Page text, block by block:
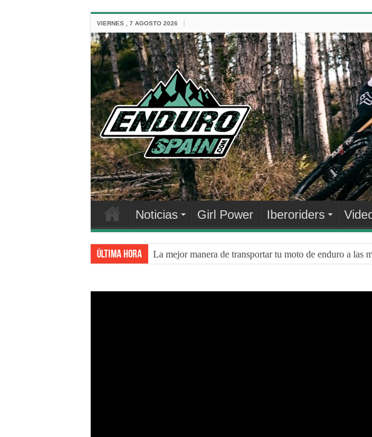
VIERNES , 7 AGOSTO 2026
Noticias Girl Power Iberoriders
Última hora La mejor manera de transportar tu moto de enduro a las